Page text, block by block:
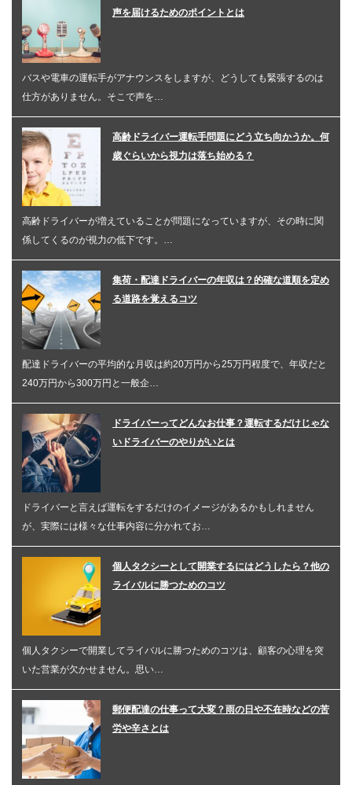
声を届けるためのポイントとは
バスや電車の運転手がアナウンスをしますが、どうしても緊張するのは
仕方がありません。そこで声を…
高齢ドライバー運転手問題にどう立ち向かうか。何
歳ぐらいから視力は落ち始める？
高齢ドライバーが増えていることが問題になっていますが、その時に関
係してくるのが視力の低下です。…
集荷・配達ドライバーの年収は？的確な道順を定め
る道路を覚えるコツ
配達ドライバーの平均的な月収は約20万円から25万円程度で、年収だと
240万円から300万円と一般企…
ドライバーってどんなお仕事？運転するだけじゃな
いドライバーのやりがいとは
ドライバーと言えば運転をするだけのイメージがあるかもしれません
が、実際には様々な仕事内容に分かれてお…
個人タクシーとして開業するにはどうしたら？他の
ライバルに勝つためのコツ
個人タクシーで開業してライバルに勝つためのコツは、顧客の心理を突
いた営業が欠かせません。思い…
郵便配達の仕事って大変？雨の日や不在時などの苦
労や辛さとは